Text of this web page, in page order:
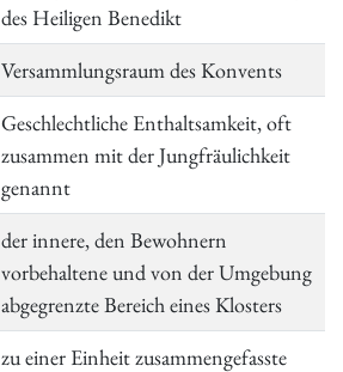
des Heiligen Benedikt
Versammlungsraum des Konvents
Geschlechtliche Enthaltsamkeit, oft
zusammen mit der Jungfräulichkeit
genannt
der innere, den Bewohnern
vorbehaltene und von der Umgebung
abgegrenzte Bereich eines Klosters
zu einer Einheit zusammengefasste